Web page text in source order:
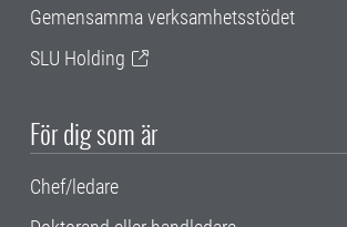
Gemensamma verksamhetsstödet
SLU Holding
För dig som är
Chef/ledare